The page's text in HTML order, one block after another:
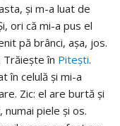
şi m-a luat de
ori că mi-a pus el
pă brânci, aşa, jos.
Trăieşte în Piteşti.
în celulă şi mi-a
Zic: el are burtă şi
piele şi os.